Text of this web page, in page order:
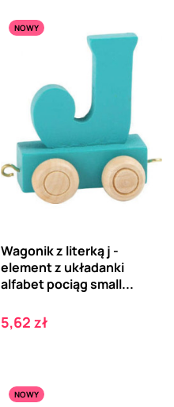
NOWY
Wagonik z literką j -
element z układanki
alfabet pociąg small...
Cena
5,62 zł
NOWY